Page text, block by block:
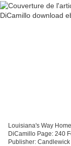
Louisiana's Way
DiCamillo Page: 240
Publisher: